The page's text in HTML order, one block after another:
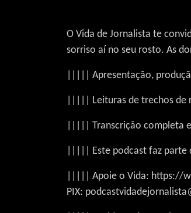
O Vida de Jornalista te
sorriso aí no seu rosto. As
||||| Apresentação,
||||| Leituras de trechos de
||||| Transcrição completa
||||| Este podcast faz parte
||||| Apoie o Vida: https://
PIX: